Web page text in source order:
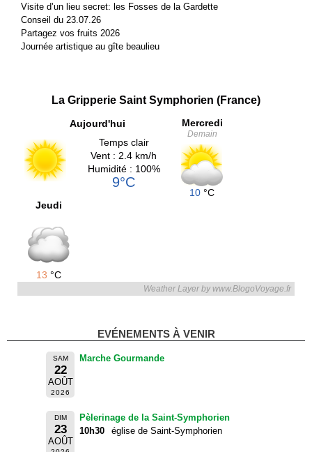
Visite d’un lieu secret: les Fosses de la Gardette
Conseil du 23.07.26
Partagez vos fruits 2026
Journée artistique au gîte beaulieu
La Gripperie Saint Symphorien (France)
Aujourd'hui
Temps clair
Vent : 2.4 km/h
Humidité : 100%
9°C
Mercredi
Demain
10 °C
Jeudi
13 °C
Weather Layer by www.BlogoVoyage.fr
EVÉNEMENTS À VENIR
SAM
22
AOÛT
2026
Marche Gourmande
DIM
23
AOÛT
Pèlerinage de la Saint-Symphorien
10h30
église de Saint-Symphorien